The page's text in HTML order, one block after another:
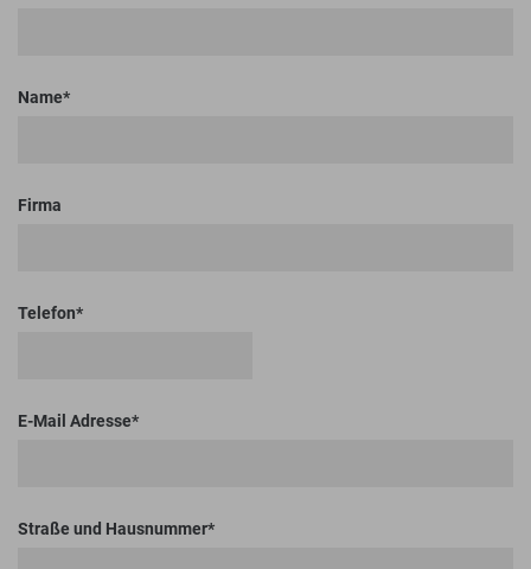
Name
Firma
Telefon
E-Mail Adresse
Straße und Hausnummer